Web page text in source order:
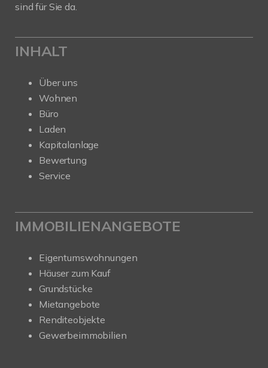
sind für Sie da.
INHALT
Über uns
Wohnen
Büro
Laden
Kapitalanlage
Bewertung
Service
IMMOBILIENANGEBOTE
Eigentumswohnungen
Häuser zum Kauf
Grundstücke
Mietangebote
Renditeobjekte
Gewerbeimmobilien